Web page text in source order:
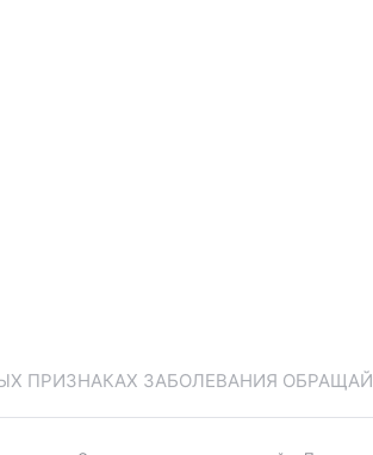
ПРИЗНАКАХ ЗАБОЛЕВАНИЯ